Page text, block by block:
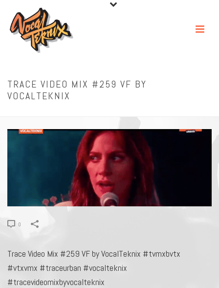
TRACE VIDEO MIX #259 VF BY
VOCALTEKNIX
0
Trace Video Mix #259 VF by VocalTeknix #tvmxbvtx
#vtxvmx #traceurban #vocalteknix
#tracevideomixbyvocalteknix